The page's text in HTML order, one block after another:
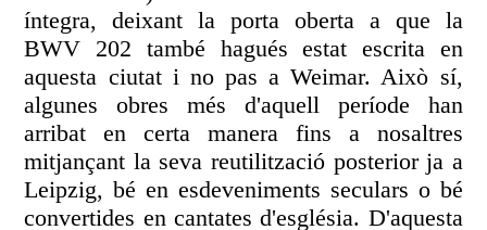
íntegra, deixant la porta oberta a que la
BWV 202 també hagués estat escrita en
aquesta ciutat i no pas a Weimar. Això sí,
algunes obres més d'aquell període han
arribat en certa manera fins a nosaltres
mitjançant la seva reutilització posterior ja a
Leipzig, bé en esdeveniments seculars o bé
convertides en cantates d'església. D'aquesta